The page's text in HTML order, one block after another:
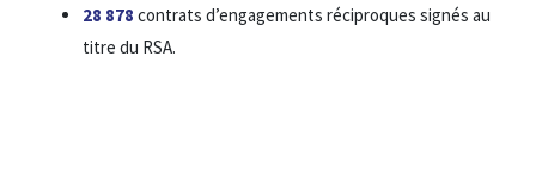
28 878 contrats d’engagements réciproques signés au
titre du RSA.